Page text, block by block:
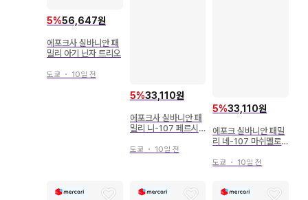
5%56,647원
에포크사 실바니안 패
밀리 아기 닌자 트리오
도쿄 ・ 10일 전
5%33,110원
에포크사 실바니안 패
밀리 니-107 페르시
도쿄 ・ 10일 전
5%33,110원
에포크 실바니안 패밀
리 네-107 마쉬멜로
도쿄 ・ 10일 전